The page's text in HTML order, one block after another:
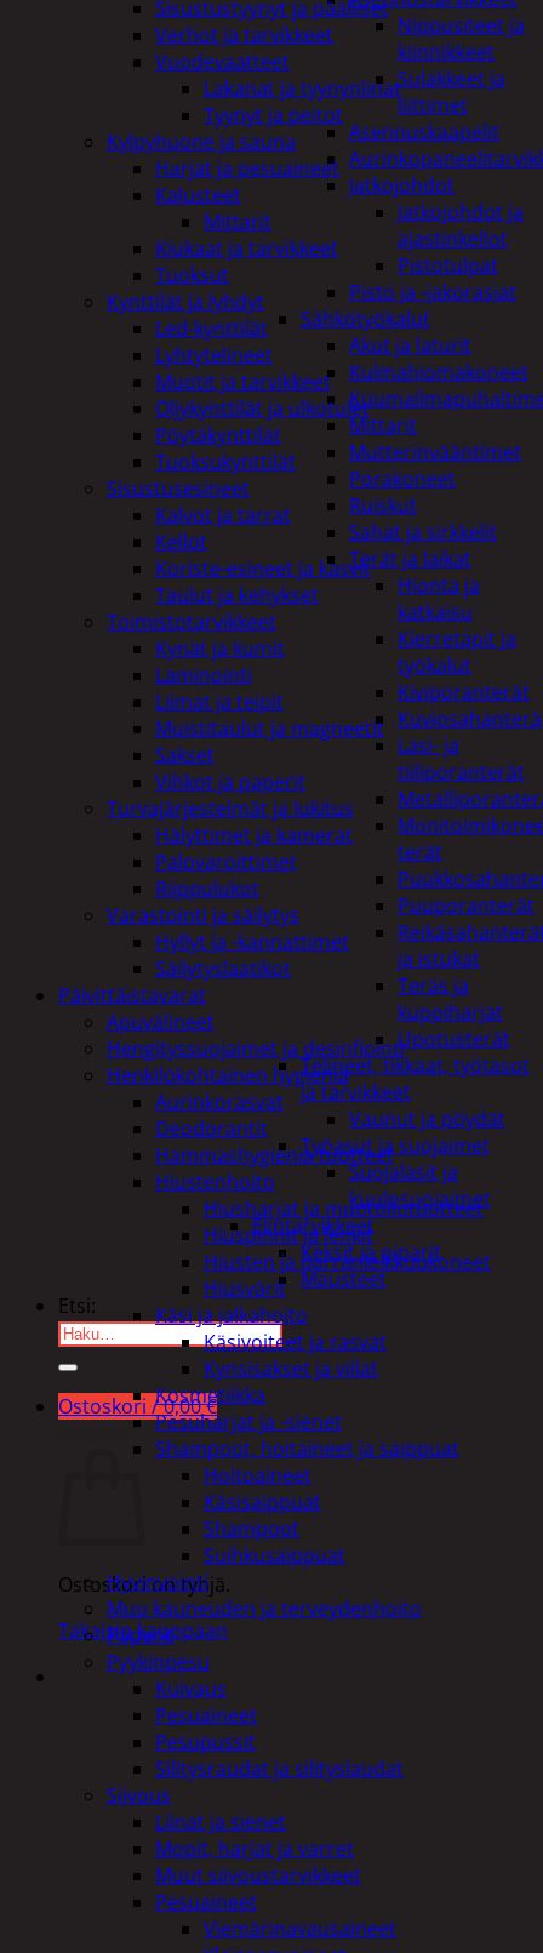
Nippusiteet ja
kiinnikkeet
Sulakkeet ja
liittimet
Asennuskaapelit
Jatkojohdot
Jatkojohdot ja
ajastinkellot
Pistotulpat
Pisto ja -jakorasiat
Sähkötyökalut
Akut ja laturit
Kulmahiomakoneet
Mittarit
Mutterinvääntimet
Porakoneet
Ruiskut
Sahat ja sirkkelit
Terät ja laikat
Hionta ja
katkaisu
Kierretapit ja
työkalut
Kiviporanterät
Kuviosahanterä
Lasi- ja
tiiliporanterät
terät
Puuporanterät
ja istukat
Teräs ja
kuppiharjat
Upotusterät
Telineet, tikkaat, työtasot
ja tarvikkeet
Vaunut ja pöydät
Työasut ja suojaimet
Suojalasit ja
kuulosuojaimet
Elintarvikkeet
Keksit ja piparit
Mausteet
Etsi:
Ostoskori /0,00€
Ostoskori on tyhjä.
Takaisin kauppaan
Sisustustyynyt ja päälliset
Verhot ja tarvikkeet
Vuodevaatteet
Lakanat ja tyynynlinat
Tyynyt ja peitot
Kylpyhuone ja sauna
Harjat ja pesuaineet
Kalusteet
Mittarit
Kiukaat ja tarvikkeet
Tuoksut
Kynttilät ja lyhdyt
Led-kynttilät
Lyhtytelineet
Muotit ja tarvikkeet
Öljykynttilät ja ulkotulet
Pöytäkynttilät
Tuoksukynttilät
Sisustusesineet
Kalvot ja tarrat
Kellot
Koriste-esineet ja kasvit
Taulut ja kehykset
Toimistotarvikkeet
Kynät ja kumit
Laminointi
Liimat ja teipit
Muistitaulut ja magneetit
Sakset
Vihkot ja paperit
Turvajärjestelmät ja lukitus
Hälyttimet ja kamerat
Palovaroittimet
Riippulukot
Varastointi ja säilytys
Hyllyt ja -kannattimet
Säilytyslaatikot
Päivittäistavarat
Apuvälineet
Hengityssuojaimet ja desinfiointi
Henkilökohtainen hygienia
Aurinkorasvat
Deodorantit
Hammashygienia tuotteet
Hiustenhoito
Hiusharjat ja muotoilutuotteet
Hiuspinnit ja lenkit
Hiusten ja parranleikkuukoneet
Hiusvärit
Käsi ja jalkahoito
Käsivoiteet ja rasvat
Kynsisakset ja viilat
Kosmetiikka
Pesuharjat ja -sienet
Shampoot, hoitaineet ja saippuat
Hoitoaineet
Käsisaippuat
Shampoot
Suihkusaippuat
Hyvinvointi
Muu kauneuden ja terveydenhoito
Paperit
Pyykinpesu
Kuivaus
Pesuaineet
Pesupussit
Silitysraudat ja silityslaudat
Siivous
Liinat ja sienet
Mopit, harjat ja varret
Muut siivoustarvikkeet
Pesuaineet
Viemärinavausaineet